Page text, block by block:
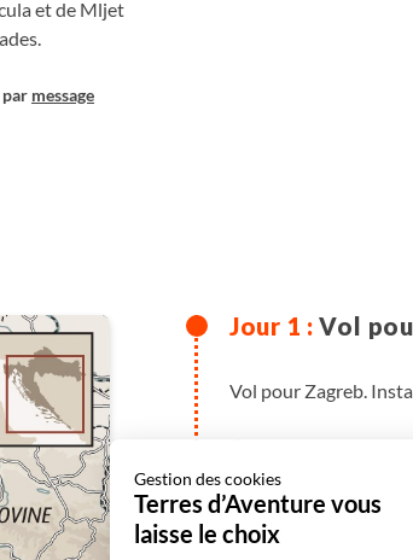
Gestion des cookies
Terres d’Aventure vous
laisse le choix
et de Mljet
message
Vol
Vol pour Zagreb.
Plus de détails